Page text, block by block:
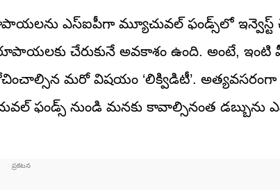
ఎస్ఐపీగా మ్యూచువల్ ఫండ్స్‌లో ఇన్వెస్ట్
చేరుకునే అవకాశం ఉంది. అంటే, ఇంటి
మరో విషయం ‘లిక్విడిటీ’. అత్యవసరంగా
ఫండ్స్ నుండి మనకు కావాల్సినంత డబ్బును